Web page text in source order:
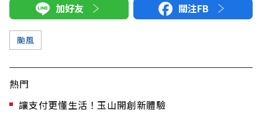
加好友 關注FB
颱風
熱門
讓支付更懂生活！玉山開創新體驗